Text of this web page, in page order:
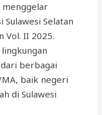
menggelar
Selatan
Vol. II 2025.
berbagai
baik negeri
di Sulawesi